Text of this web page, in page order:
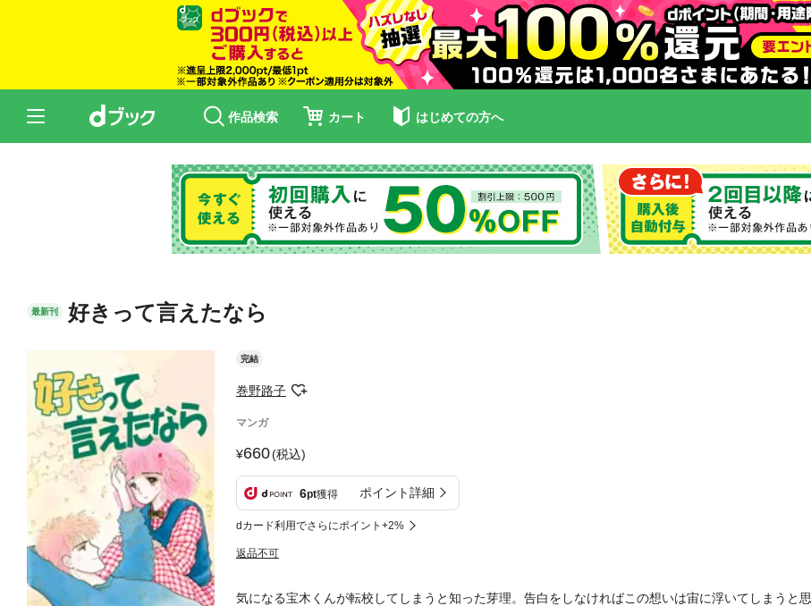
作品検索 カート はじめての方へ
最新刊 好きって言えたなら
完結
巻野路子
マンガ
660(税込)
6pt獲得 ポイント詳細
dカード利用でさらにポイント+2%
返品不可
気になる宝木くんが転校してしまうと知った芽理。告白をしなければこの想いは宙に浮いてしまうと